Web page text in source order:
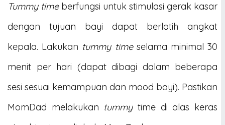
Tummy time berfungsi untuk stimulasi gerak kasar
dengan tujuan bayi dapat berlatih angkat
kepala. Lakukan tummy time selama minimal 30
menit per hari (dapat dibagi dalam beberapa
sesi sesuai kemampuan dan mood bayi). Pastikan
MomDad melakukan tummytime di alas keras